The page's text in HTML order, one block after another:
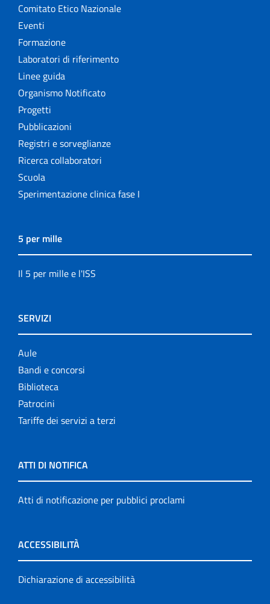
Comitato Etico Nazionale
Eventi
Formazione
Laboratori di riferimento
Linee guida
Organismo Notificato
Progetti
Pubblicazioni
Registri e sorveglianze
Ricerca collaboratori
Scuola
Sperimentazione clinica fase I
5 per mille
Il 5 per mille e l'ISS
SERVIZI
Aule
Bandi e concorsi
Biblioteca
Patrocini
Tariffe dei servizi a terzi
ATTI DI NOTIFICA
Atti di notificazione per pubblici proclami
ACCESSIBILITÀ
Dichiarazione di accessibilità